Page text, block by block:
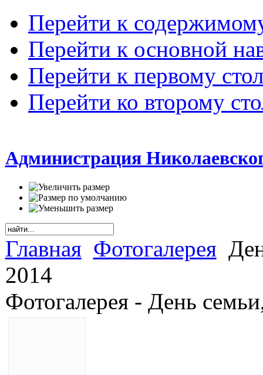
Перейти к
Перейти к основной
Перейти к первому
Перейти ко второму
Администрация
Главная Фотогалерея
2014
Фотогалерея - День